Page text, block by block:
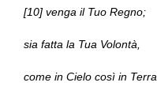
[10] venga il Tuo Regno;
sia fatta la Tua Volontà,
come in Cielo così in Terra.